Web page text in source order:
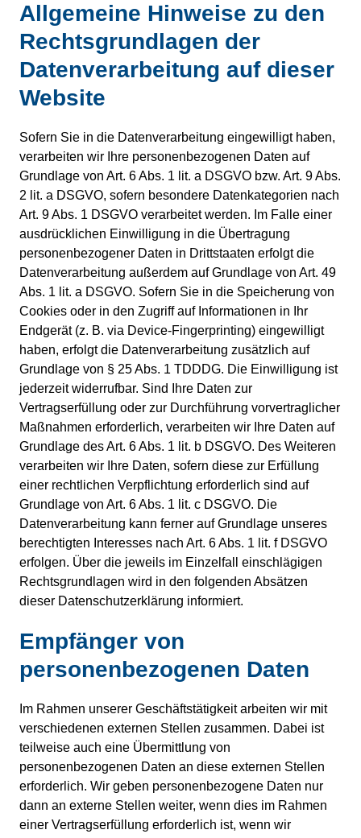
Allgemeine Hinweise zu den
Rechtsgrundlagen der
Datenverarbeitung auf dieser
Website
Sofern Sie in die Datenverarbeitung eingewilligt haben,
verarbeiten wir Ihre personenbezogenen Daten auf
Grundlage von Art. 6 Abs. 1 lit. a DSGVO bzw. Art. 9 Abs.
2 lit. a DSGVO, sofern besondere Datenkategorien nach
Art. 9 Abs. 1 DSGVO verarbeitet werden. Im Falle einer
ausdrücklichen Einwilligung in die Übertragung
personenbezogener Daten in Drittstaaten erfolgt die
Datenverarbeitung außerdem auf Grundlage von Art. 49
Abs. 1 lit. a DSGVO. Sofern Sie in die Speicherung von
Cookies oder in den Zugriff auf Informationen in Ihr
Endgerät (z. B. via Device-Fingerprinting) eingewilligt
haben, erfolgt die Datenverarbeitung zusätzlich auf
Grundlage von § 25 Abs. 1 TDDDG. Die Einwilligung ist
jederzeit widerrufbar. Sind Ihre Daten zur
Vertragserfüllung oder zur Durchführung vorvertraglicher
Maßnahmen erforderlich, verarbeiten wir Ihre Daten auf
Grundlage des Art. 6 Abs. 1 lit. b DSGVO. Des Weiteren
verarbeiten wir Ihre Daten, sofern diese zur Erfüllung
einer rechtlichen Verpflichtung erforderlich sind auf
Grundlage von Art. 6 Abs. 1 lit. c DSGVO. Die
Datenverarbeitung kann ferner auf Grundlage unseres
berechtigten Interesses nach Art. 6 Abs. 1 lit. f DSGVO
erfolgen. Über die jeweils im Einzelfall einschlägigen
Rechtsgrundlagen wird in den folgenden Absätzen
dieser Datenschutzerklärung informiert.
Empfänger von
personenbezogenen Daten
Im Rahmen unserer Geschäftstätigkeit arbeiten wir mit
verschiedenen externen Stellen zusammen. Dabei ist
teilweise auch eine Übermittlung von
personenbezogenen Daten an diese externen Stellen
erforderlich. Wir geben personenbezogene Daten nur
dann an externe Stellen weiter, wenn dies im Rahmen
einer Vertragserfüllung erforderlich ist, wenn wir